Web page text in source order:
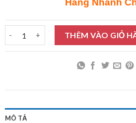
Hàng Nhanh
Sơn chống rỉ chịu nhiệt 600 độ C
THÊM VÀO GIỎ
MÔ TẢ